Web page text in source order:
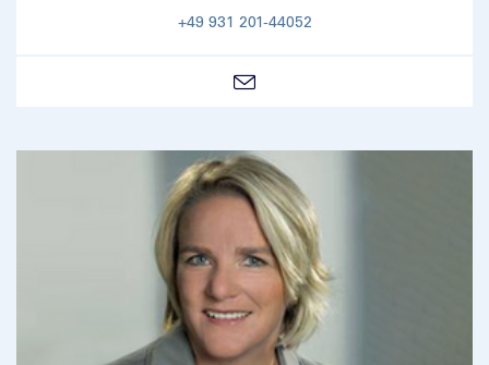
+49 931 201-44052